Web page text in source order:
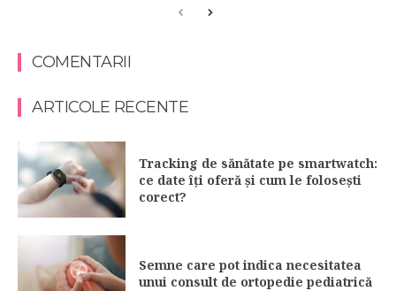
COMENTARII
ARTICOLE RECENTE
Tracking de sănătate pe smartwatch:
ce date îți oferă și cum le folosești
corect?
Semne care pot indica necesitatea
unui consult de ortopedie pediatrică